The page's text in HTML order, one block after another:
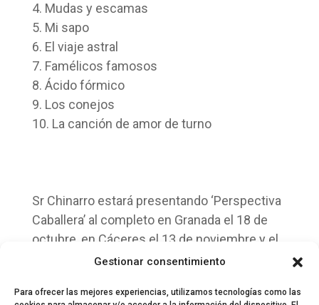
Gestionar consentimiento
Para ofrecer las mejores experiencias, utilizamos tecnologías como las
4. Mudas y escamas
5. Mi sapo
6. El viaje astral
7. Famélicos famosos
8. Ácido fórmico
9. Los conejos
10. La canción de amor de turno
Sr Chinarro estará presentando ‘Perspectiva
Caballera’ al completo en Granada el 18 de
octubre, en Cáceres el 13 de noviembre y el
27 de noviembre en el Ocho y Medio de